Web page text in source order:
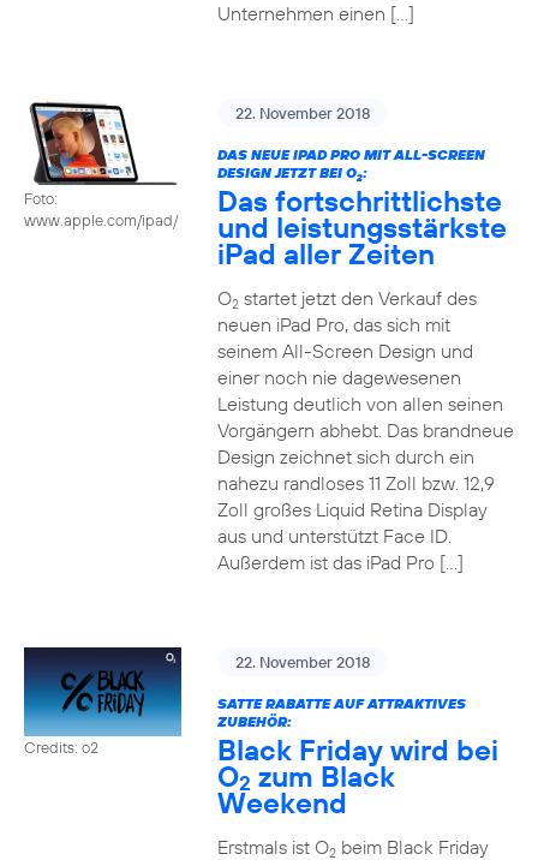
Unternehmen einen […]
Foto:
www.apple.com/ipad/
22. November 2018
DAS NEUE IPAD PRO MIT ALL-SCREEN
DESIGN JETZT BEI O2:
Das fortschrittlichste
und leistungsstärkste
iPad aller Zeiten
O2startet jetzt den Verkauf des
neuen iPad Pro, das sich mit
seinem All-Screen Design und
einer noch nie dagewesenen
Leistung deutlich von allen seinen
Vorgängern abhebt. Das brandneue
Design zeichnet sich durch ein
nahezu randloses 11 Zoll bzw. 12,9
Zoll großes Liquid Retina Display
aus und unterstützt Face ID.
Außerdem ist das iPad Pro […]
Credits: o2
22. November 2018
SATTE RABATTE AUF ATTRAKTIVES
ZUBEHÖR:
Black Friday wird bei
O2 zum Black
Weekend
Erstmals ist O2beim Black Friday